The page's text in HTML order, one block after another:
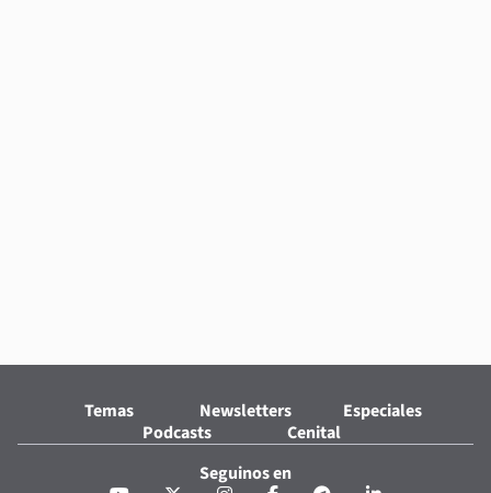
Temas Newsletters
Especiales
Podcasts
Cenital
Seguinos en